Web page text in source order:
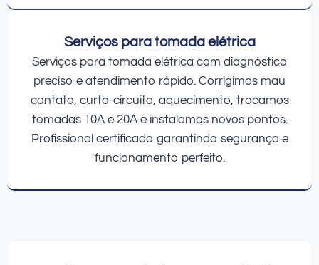
Serviços para tomada elétrica
Serviços para tomada elétrica com diagnóstico
preciso e atendimento rápido. Corrigimos mau
contato, curto-circuito, aquecimento, trocamos
tomadas 10A e 20A e instalamos novos pontos.
Profissional certificado garantindo segurança e
funcionamento perfeito.